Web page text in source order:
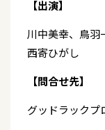
【出演】
川中美幸、鳥羽
西寄ひがし
【問合せ先】
グッドラックプ